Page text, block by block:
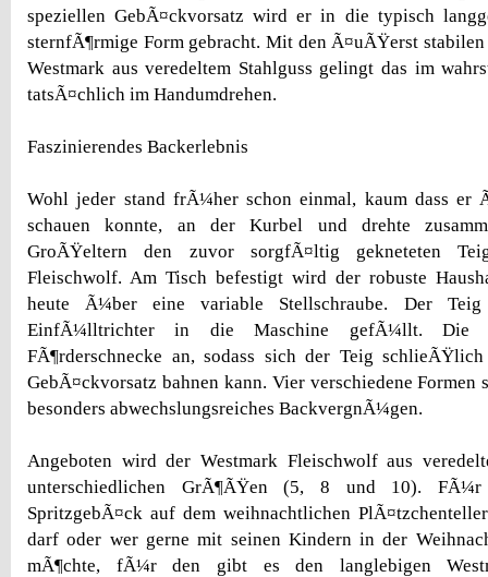
speziellen GebÃ¤ckvorsatz wird er in die typisch
sternfÃ¶rmige Form gebracht. Mit den Ã¤uÃŸerst
Westmark aus veredeltem Stahlguss gelingt das im
tatsÃ¤chlich im Handumdrehen.
Faszinierendes Backerlebnis
Wohl jeder stand frÃ¼her schon einmal, kaum dass er
schauen konnte, an der Kurbel und drehte
GroÃŸeltern den zuvor sorgfÃ¤ltig gekneteten
Fleischwolf. Am Tisch befestigt wird der robuste
heute Ã¼ber eine variable Stellschraube. Der
EinfÃ¼lltrichter in die Maschine gefÃ¼llt. Die
FÃ¶rderschnecke an, sodass sich der Teig
GebÃ¤ckvorsatz bahnen kann. Vier verschiedene
besonders abwechslungsreiches BackvergnÃ¼gen.
Angeboten wird der Westmark Fleischwolf aus
unterschiedlichen GrÃ¶ÃŸen (5, 8 und 10).
SpritzgebÃ¤ck auf dem weihnachtlichen
darf oder wer gerne mit seinen Kindern in der
mÃ¶chte, fÃ¼r den gibt es den langlebigen